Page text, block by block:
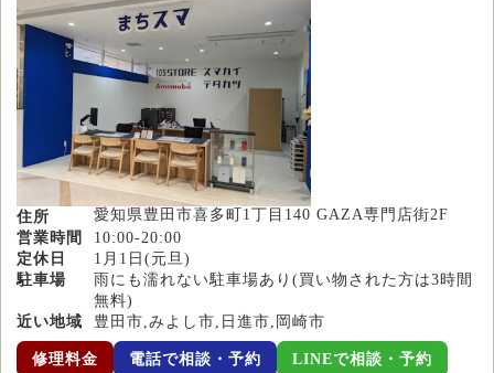
住所
愛知県豊田市喜多町1丁目140 GAZA専門店街2F
営業時間
10:00-20:00
定休日
1月1日(元旦)
駐車場
雨にも濡れない駐車場あり(買い物された方は3時間
無料)
近い地域
豊田市,みよし市,日進市,岡崎市
修理料金 電話で相談・予約 LINEで相談・予約